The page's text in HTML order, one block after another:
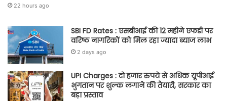
22 hours ago
SBI FD Rates : एसबीआई की 12 महीने एफडी पर
वरिष्ठ नागरिकों को मिल रहा ज्यादा ब्याज लाभ
2 days ago
UPI Charges : दो हजार रुपये से अधिक यूपीआई
भुगतान पर शुल्क लगाने की तैयारी, सरकार का
बड़ा प्रस्ताव